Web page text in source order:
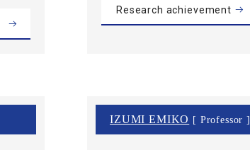
Research achievement
IZUMI EMIKO [ Professor ]